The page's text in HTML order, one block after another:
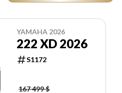
YAMAHA 2026
222 XD 2026
S1172
167 499 $